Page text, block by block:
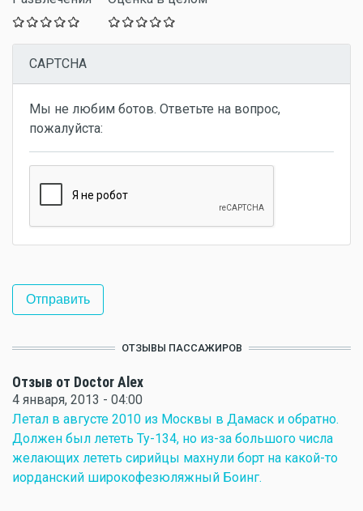
CAPTCHA
Мы не любим ботов. Ответьте на вопрос,
пожалуйста:
ОТЗЫВЫ ПАССАЖИРОВ
Отзыв от Doctor Alex
4 января, 2013 - 04:00
Летал в августе 2010 из Москвы в Дамаск и обратно.
Должен был лететь Ту-134, но из-за большого числа
желающих лететь сирийцы махнули борт на какой-то
иорданский широкофезюляжный Боинг.